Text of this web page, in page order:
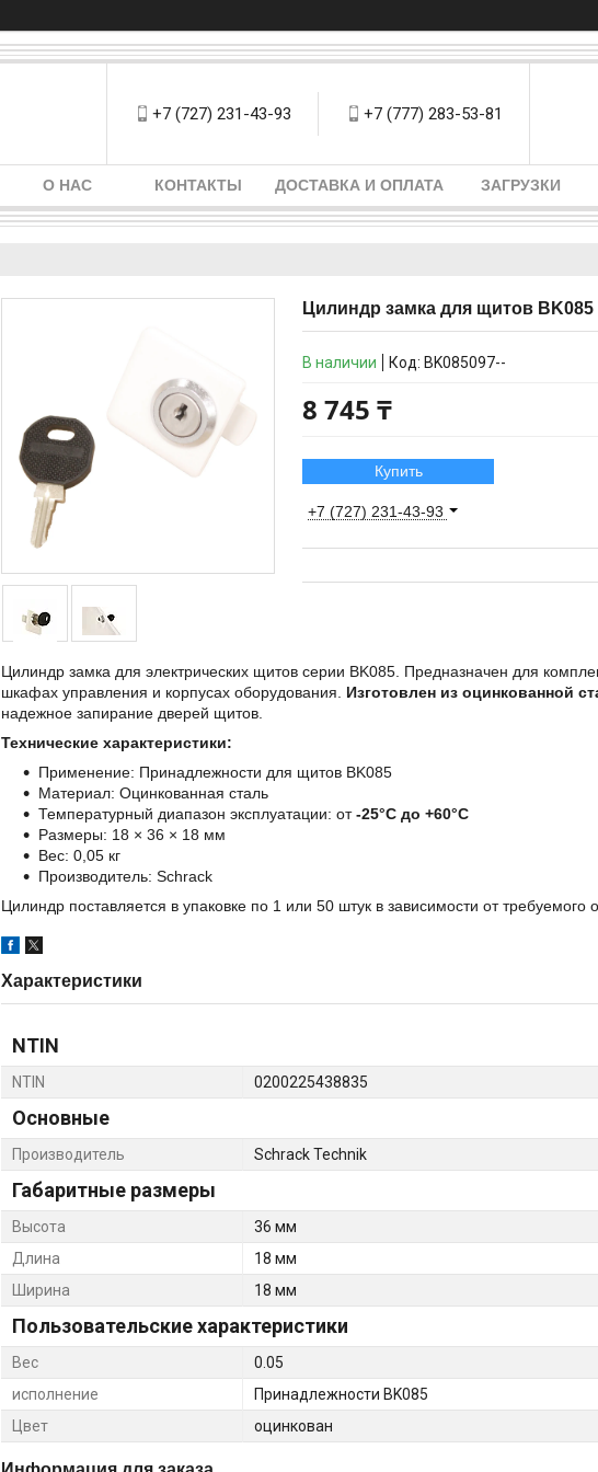
+7 (727) 231-43-93 +7 (777) 283-53-81
О НАС КОНТАКТЫ ДОСТАВКА И ОПЛАТА ЗАГРУЗКИ
Цилиндр замка для щитов BK085
В наличии Код: BK085097--
8 745 ₸
Купить
+7 (727) 231-43-93
Цилиндр замка для электрических щитов серии BK085. Предназначен для
шкафах управления и корпусах оборудования. Изготовлен из оцинкованной
надежное запирание дверей щитов.
Технические характеристики:
Применение: Принадлежности для щитов BK085
Материал: Оцинкованная сталь
Температурный диапазон эксплуатации: от-25°C до +60°C
Размеры: 18 × 36 × 18 мм
Вес: 0,05 кг
Производитель: Schrack
Цилиндр поставляется в упаковке по 1 или 50 штук в зависимости от требуемого
Характеристики
NTIN
NTIN 0200225438835
Основные
Производитель Schrack Technik
Габаритные размеры
Высота
36 мм
Длина
18 мм
Ширина
18 мм
Пользовательские характеристики
Вес
0.05
исполнение
Принадлежности BK085
Цвет
оцинкован